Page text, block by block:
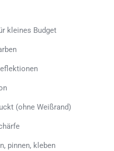
kleines Budget
(ohne Weißrand)
pinnen, kleben